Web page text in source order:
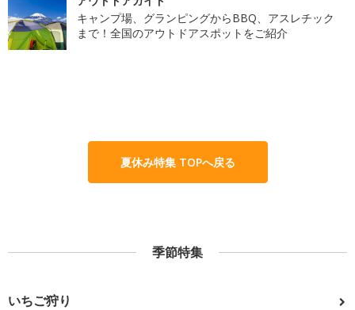
キャンプ場、グランピングからBBQ、アスレチック
まで！全国のアウトドアスポットをご紹介
夏休み特集 TOPへ戻る
季節特集
いちご狩り